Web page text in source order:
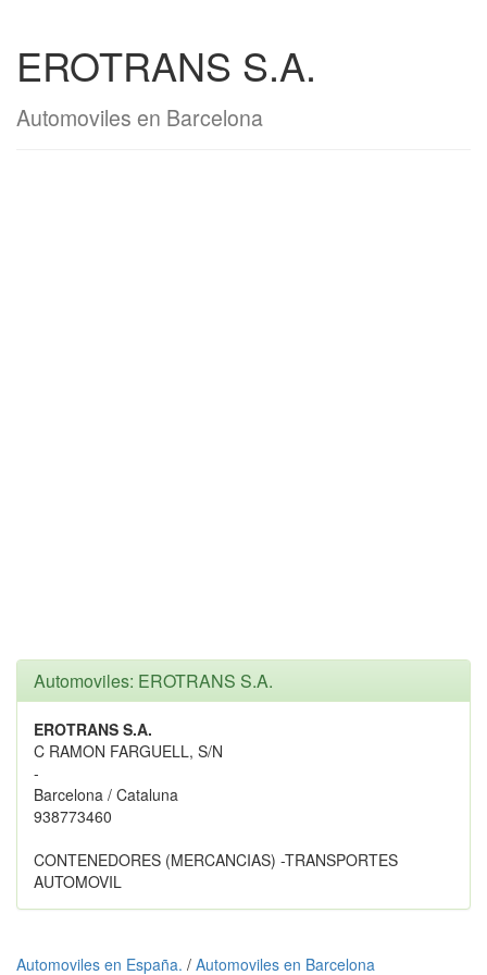
EROTRANS S.A.
Automoviles en Barcelona
Automoviles: EROTRANS S.A.
EROTRANS S.A.
C RAMON FARGUELL, S/N
-
Barcelona / Cataluna
938773460
CONTENEDORES (MERCANCIAS) -TRANSPORTES
AUTOMOVIL
Automoviles en España. / Automoviles en Barcelona